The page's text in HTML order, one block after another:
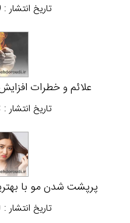
تاریخ انتشار :
علائم و خطرات
تاریخ انتشار :
پرپشت شدن مو با
تاریخ انتشار :